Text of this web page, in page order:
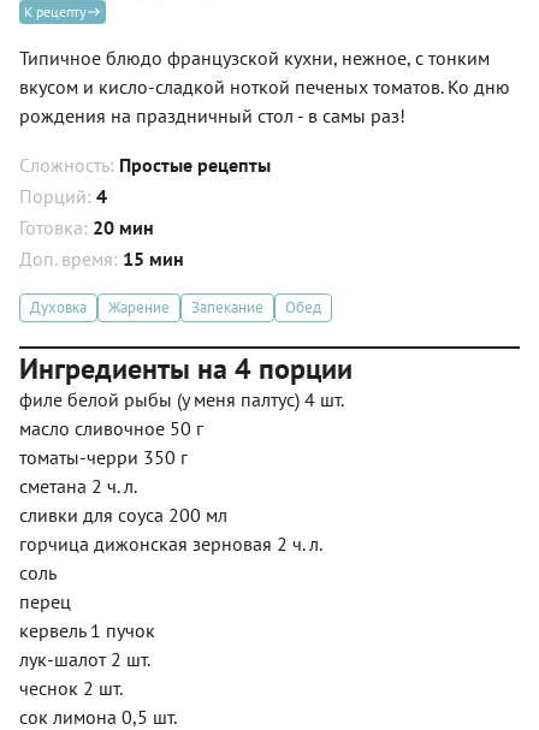
К рецепту
Типичное блюдо французской кухни, нежное, с тонким
вкусом и кисло-сладкой ноткой печеных томатов. Ко дню
рождения на праздничный стол - в самы раз!
Сложность: Простые рецепты
Порций: 4
Готовка: 20 мин
Доп. время: 15 мин
Духовка Жарение Запекание Обед
Ингредиенты на 4 порции
филе белой рыбы (у меня палтус) 4 шт.
масло сливочное 50 г
томаты-черри 350 г
сметана 2 ч. л.
сливки для соуса 200 мл
горчица дижонская зерновая 2 ч. л.
соль
перец
кервель 1 пучок
лук-шалот 2 шт.
чеснок 2 шт.
сок лимона 0,5 шт.